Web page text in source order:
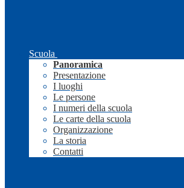
Scuola
Panoramica
Presentazione
I luoghi
Le persone
I numeri della scuola
Le carte della scuola
Organizzazione
La storia
Contatti